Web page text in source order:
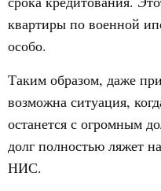
квартиры по военной
особо.
Таким образом, даже
возможна ситуация,
останется с огромным
долг полностью ляжет
НИС.